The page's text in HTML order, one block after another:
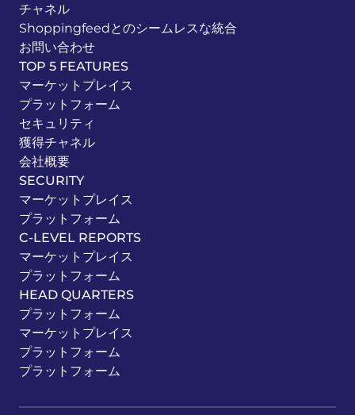
チャネル
Shoppingfeedとのシームレスな統合
お問い合わせ
TOP 5 FEATURES
マーケットプレイス
プラットフォーム
セキュリティ
獲得チャネル
会社概要
SECURITY
マーケットプレイス
プラットフォーム
C-LEVEL REPORTS
マーケットプレイス
プラットフォーム
HEAD QUARTERS
プラットフォーム
マーケットプレイス
プラットフォーム
プラットフォーム